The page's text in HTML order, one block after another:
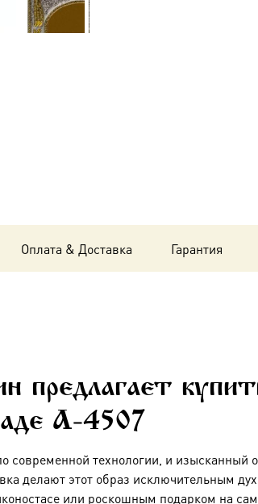
4507
Оплата & Доставка Гарантия
предлагает
A-4507
современной технологии, и
делают этот образ исключительным
или роскошным подарком на